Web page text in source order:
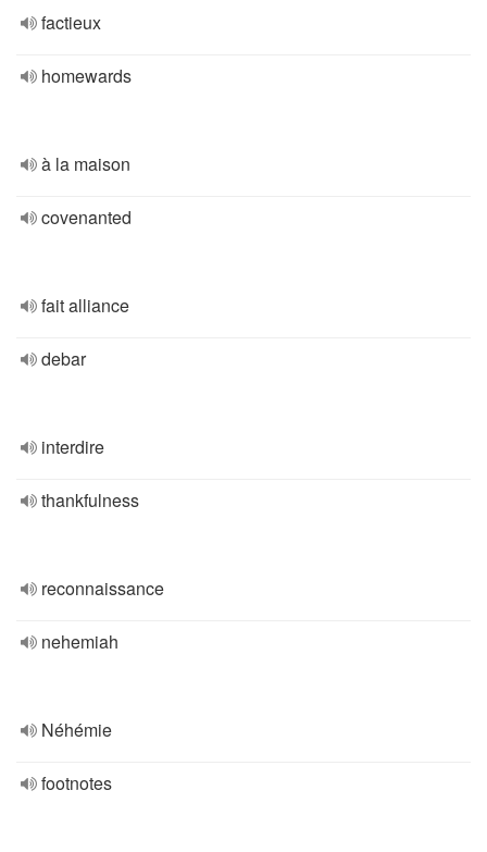
factieux
homewards
à la maison
covenanted
fait alliance
debar
interdire
thankfulness
reconnaissance
nehemiah
Néhémie
footnotes